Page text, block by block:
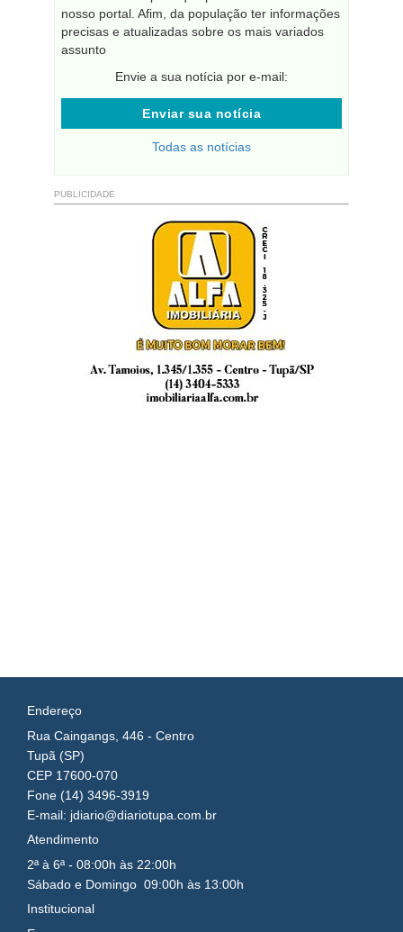
nosso portal. Afim, da população ter informações
precisas e atualizadas sobre os mais variados
assunto
Envie a sua notícia por e-mail:
Enviar sua notícia
Todas as notícias
PUBLICIDADE
Endereço
Rua Caingangs, 446 - Centro
Tupã (SP)
CEP 17600-070
Fone (14) 3496-3919
E-mail: jdiario@diariotupa.com.br
Atendimento
2ª à 6ª - 08:00h às 22:00h
Sábado e Domingo 09:00h às 13:00h
Institucional